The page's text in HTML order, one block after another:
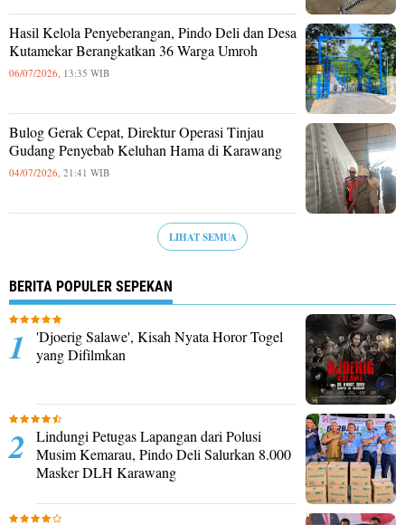
Hasil Kelola Penyeberangan, Pindo Deli dan Desa
Kutamekar Berangkatkan 36 Warga Umroh
06/07/2026, 13:35 WIB
Bulog Gerak Cepat, Direktur Operasi Tinjau
Gudang Penyebab Keluhan Hama di Karawang
04/07/2026, 21:41 WIB
LIHAT SEMUA
BERITA POPULER SEPEKAN
'Djoerig Salawe', Kisah Nyata Horor Togel
yang Difilmkan
Lindungi Petugas Lapangan dari Polusi
Musim Kemarau, Pindo Deli Salurkan 8.000
Masker DLH Karawang